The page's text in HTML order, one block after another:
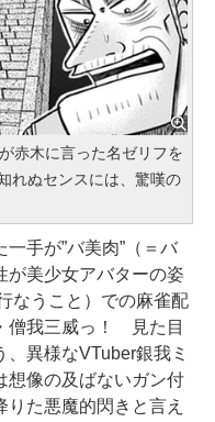
赤木に言った名ゼリフを
れぬセンスには、驚嘆の
手が”バ美肉”（＝バ
が美少女アバターの姿
なうこと）での麻雀配
僧我三威っ！ 見た目
異様なVTuber銀我ミ
想像の及ばないガン付
た悪魔的閃きと言え